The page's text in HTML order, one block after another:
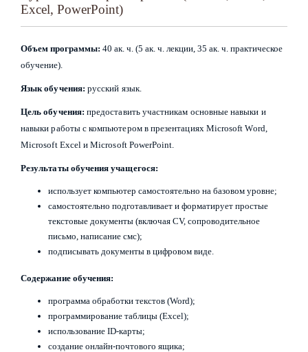
Excel, PowerPoint)
Объем программы: 40 ак. ч. (5 ак. ч. лекции, 35 ак. ч. практическое
обучение).
Язык обучения: русский язык.
Цель обучения: предоставить участникам основные навыки и
навыки работы с компьютером в презентациях Microsoft Word,
Microsoft Excel и Microsoft PowerPoint.
Результаты обучения учащегося:
использует компьютер самостоятельно на базовом уровне;
самостоятельно подготавливает и форматирует простые
текстовые документы (включая CV, сопроводительное
письмо, написание смс);
подписывать документы в цифровом виде.
Содержание обучения:
программа обработки текстов (Word);
программирование таблицы (Excel);
использование ID-карты;
создание онлайн-почтового ящика;